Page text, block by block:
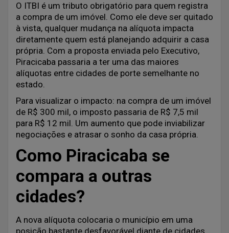
O ITBI é um tributo obrigatório para quem registra
a compra de um imóvel. Como ele deve ser quitado
à vista, qualquer mudança na alíquota impacta
diretamente quem está planejando adquirir a casa
própria. Com a proposta enviada pelo Executivo,
Piracicaba passaria a ter uma das maiores
alíquotas entre cidades de porte semelhante no
estado.
Para visualizar o impacto: na compra de um imóvel
de R$ 300 mil, o imposto passaria de R$ 7,5 mil
para R$ 12 mil. Um aumento que pode inviabilizar
negociações e atrasar o sonho da casa própria.
Como Piracicaba se
compara a outras
cidades?
A nova alíquota colocaria o município em uma